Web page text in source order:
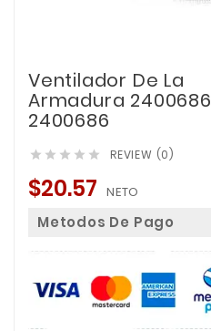
Ventilador De La
Armadura 2400686
2400686
     REVIEW (0)
$20.57 NETO
Metodos De Pago